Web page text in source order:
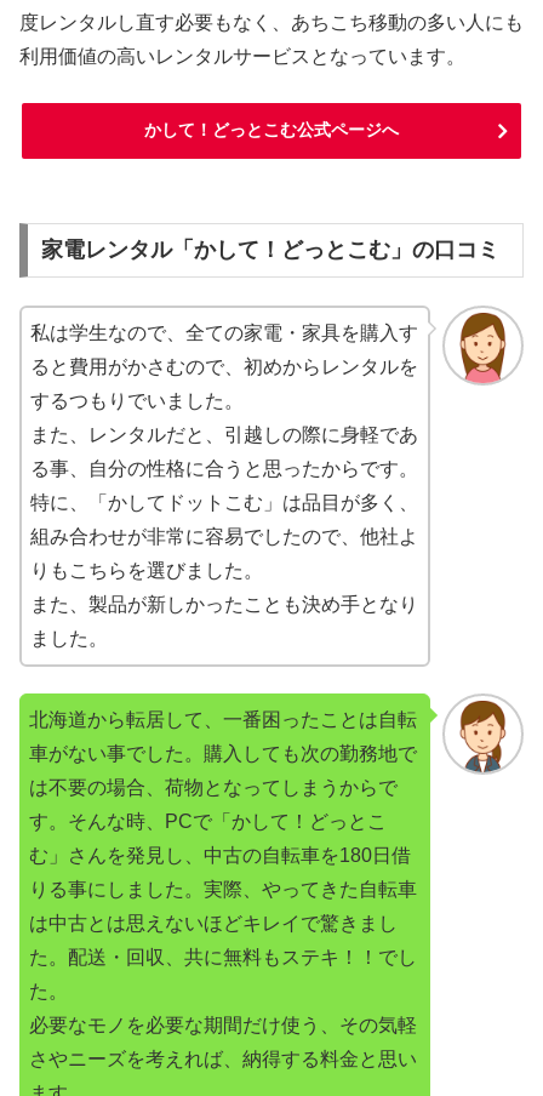
度レンタルし直す必要もなく、あちこち移動の多い人にも
利用価値の高いレンタルサービスとなっています。
かして！どっとこむ公式ページへ
家電レンタル「かして！どっとこむ」の口コミ
私は学生なので、全ての家電・家具を購入す
ると費用がかさむので、初めからレンタルを
するつもりでいました。
また、レンタルだと、引越しの際に身軽であ
る事、自分の性格に合うと思ったからです。
特に、「かしてドットこむ」は品目が多く、
組み合わせが非常に容易でしたので、他社よ
りもこちらを選びました。
また、製品が新しかったことも決め手となり
ました。
北海道から転居して、一番困ったことは自転
車がない事でした。購入しても次の勤務地で
は不要の場合、荷物となってしまうからで
す。そんな時、PCで「かして！どっとこ
む」さんを発見し、中古の自転車を180日借
りる事にしました。実際、やってきた自転車
は中古とは思えないほどキレイで驚きまし
た。配送・回収、共に無料もステキ！！でし
た。
必要なモノを必要な期間だけ使う、その気軽
さやニーズを考えれば、納得する料金と思い